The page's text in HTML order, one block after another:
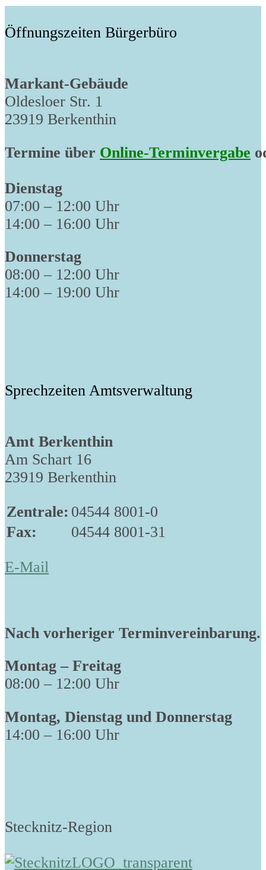
Öffnungszeiten Bürgerbüro
Markant-Gebäude
Oldesloer Str. 1
23919 Berkenthin
Termine über Online-Terminvergabe
Dienstag
07:00 – 12:00 Uhr
14:00 – 16:00 Uhr
Donnerstag
08:00 – 12:00 Uhr
14:00 – 19:00 Uhr
Sprechzeiten Amtsverwaltung
Amt Berkenthin
Am Schart 16
23919 Berkenthin
Zentrale: 04544 8001-0
Fax:
04544 8001-31
E-Mail
Nach vorheriger Terminvereinbarung.
Montag – Freitag
08:00 – 12:00 Uhr
Montag, Dienstag und Donnerstag
14:00 – 16:00 Uhr
Stecknitz-Region